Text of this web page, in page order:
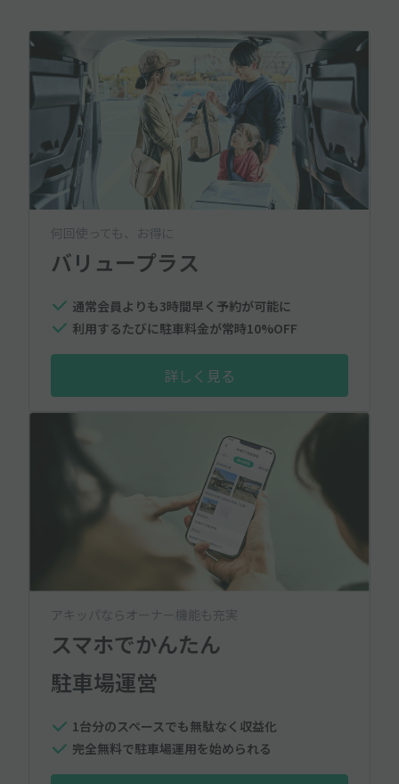
何回使っても、お得に
バリュープラス
通常会員よりも3時間早く予約が可能に
利用するたびに駐車料金が常時10%OFF
詳しく見る
アキッパならオーナー機能も充実
スマホでかんたん
駐車場運営
1台分のスペースでも無駄なく収益化
完全無料で駐車場運用を始められる